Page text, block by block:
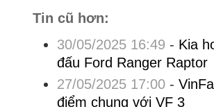
Tin cũ hơn:
30/05/2025 16:49 - Kia
đấu Ford Ranger Raptor
27/05/2025 17:00-
điểm chung với VF 3